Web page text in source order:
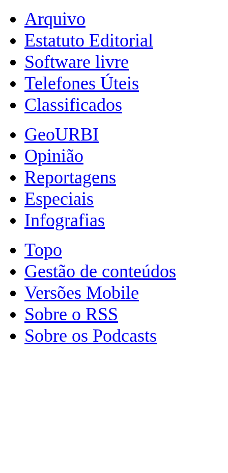
Arquivo
Estatuto Editorial
Software livre
Telefones Úteis
Classificados
GeoURBI
Opinião
Reportagens
Especiais
Infografias
Topo
Gestão de conteúdos
Versões Mobile
Sobre o RSS
Sobre os Podcasts